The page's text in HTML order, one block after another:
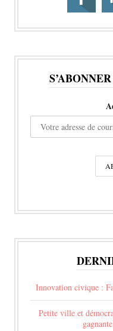
Innovation civique :
Petite ville et